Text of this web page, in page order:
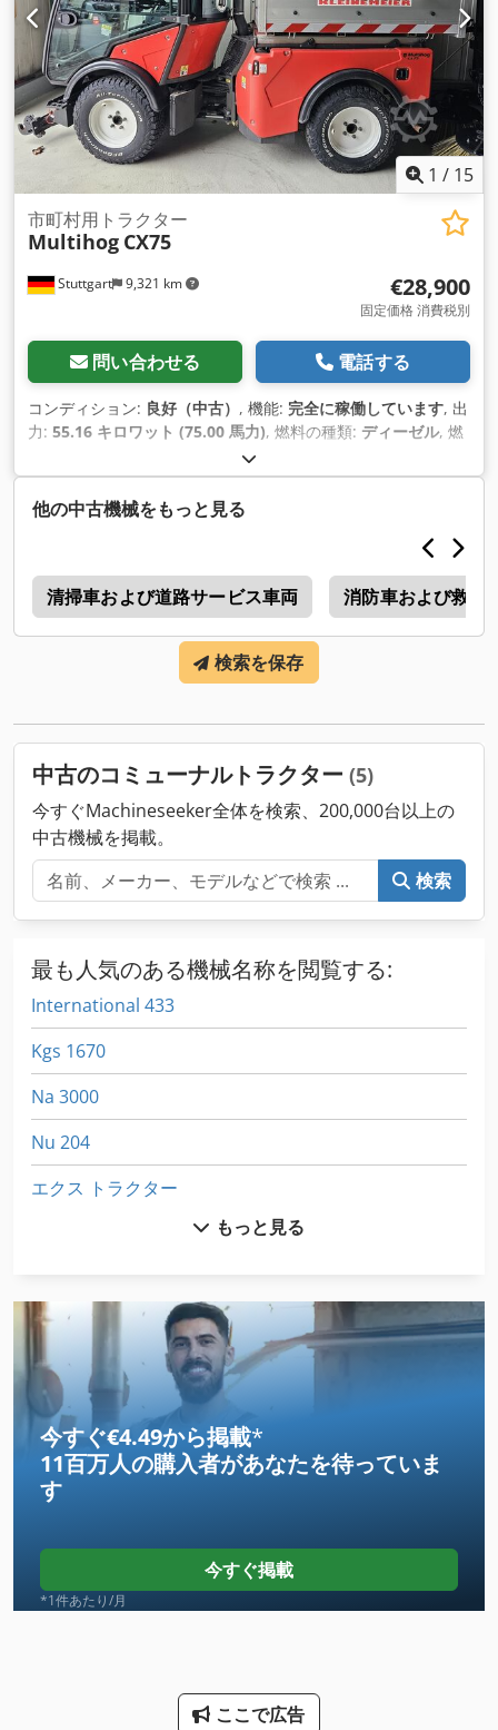
1 / 15
Stuttgart 9,321 km
市町村用トラクター
Multihog CX75
€28,900
固定価格 消費税別
問い合わせる 電話する
コンディション: 良好（中古） , 機能: 完全に稼働しています, 出
力: 55.16 キロワット (75.00 馬力), 燃料の種類: ディーゼル, 燃
ハイドロスタティック
稼働時間:880 h, 装備:全輪駆動, 油圧,
他の中古機械をもっと見る
清掃車および道路サービス車両 消防車および救急
検索を保存
中古のコミューナルトラクター (5)
今すぐMachineseeker全体を検索、200,000台以上の
中古機械を掲載。
検索
最も人気のある機械名称を閲覧する:
International 433
Kgs 1670
Na 3000
Nu 204
エクス トラクター
クローラ トラクター
コンテナ 輸送
コンパクト トラクター
ツール 台車
トラクター
トラクター キャリア
トラクター タイヤ
トラック
もっと見る
今すぐ€4.49から掲載*
11百万人の購入者があなたを待っていま
す
今すぐ掲載
*1件あたり/月
ここで広告